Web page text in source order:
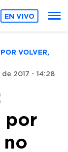
EN VIVO
VOLVER,
2017 - 14:28
por